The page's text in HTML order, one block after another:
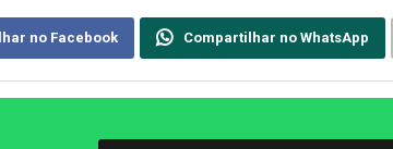
no Facebook Compartilhar no WhatsApp